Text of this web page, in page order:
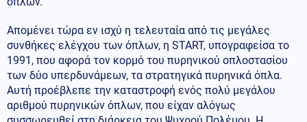
Απομένει τώρα εν ισχύ η τελευταία από τις μεγάλες
συνθήκες ελέγχου των όπλων, η START, υπογραφείσα το
1991, που αφορά τον κορμό του πυρηνικού οπλοστασίου
των δύο υπερδυνάμεων, τα στρατηγικά πυρηνικά όπλα.
Αυτή προέβλεπε την καταστροφή ενός πολύ μεγάλου
αριθμού πυρηνικών όπλων, που είχαν αλόγως